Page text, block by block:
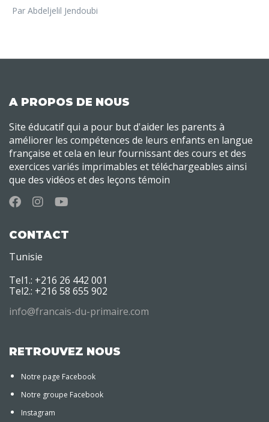
Par Abdeljelil Jendoubi
A PROPOS DE NOUS
Site éducatif qui a pour but d'aider les parents à
améliorer les compétences de leurs enfants en langue
française et cela en leur fournissant des cours et des
exercices variés imprimables et téléchargeables ainsi
que des vidéos et des leçons témoin
CONTACT
Tunisie
Tel1.: +216 26 442 001
Tel2.: +216 58 655 902
info@francais-du-primaire.com
RETROUVEZ NOUS
Notre page Facebook
Notre groupe Facebook
Instagram